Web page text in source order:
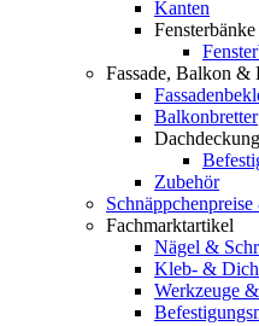
Kanten
Fensterbänke
Fassade, Balkon &
Balkonbretter
Zubehör
Fachmarktartikel
Nägel &
Kleb- &
Werkzeuge